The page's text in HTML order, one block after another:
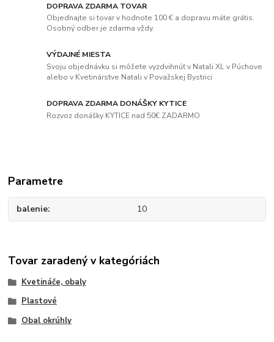
DOPRAVA ZDARMA TOVAR
Objednajte si tovar v hodnote 100 € a dopravu máte grátis.
Osobný odber je zdarma vždy.
VÝDAJNÉ MIESTA
Svoju objednávku si môžete vyzdvihnúť v Natali XL v Púchove
alebo v Kvetinárstve Natali v Považskej Bystrici
DOPRAVA ZDARMA DONÁŠKY KYTICE
Rozvoz donášky KYTICE nad 50€ ZADARMO
Parametre
balenie 10
Tovar zaradený v kategóriách
Kvetináče, obaly
Plastové
Obal okrúhly